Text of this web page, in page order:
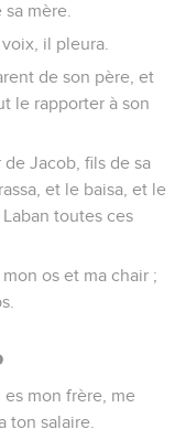
mère.
il pleura.
de son père, et
le rapporter à son
Jacob, fils de sa
et le baisa, et le
toutes ces
os et ma chair ;
es mon frère, me
ton salaire.